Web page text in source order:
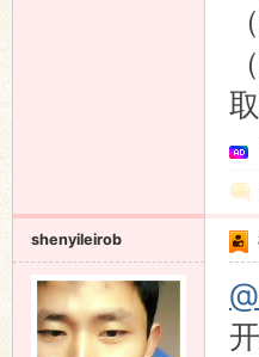
shenyileirob